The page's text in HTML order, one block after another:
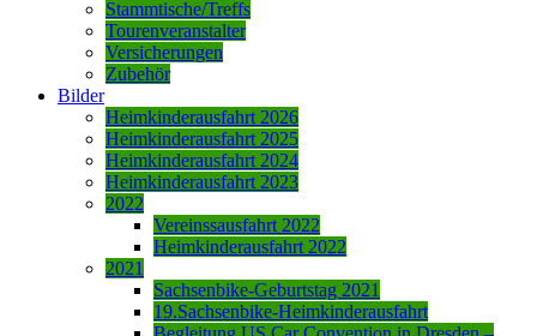
Stammtische/Treffs
Tourenveranstalter
Versicherungen
Zubehör
Bilder
Heimkinderausfahrt 2026
Heimkinderausfahrt 2025
Heimkinderausfahrt 2024
Heimkinderausfahrt 2023
2022
Vereinssausfahrt 2022
Heimkinderausfahrt 2022
2021
Sachsenbike-Geburtstag 2021
19.Sachsenbike-Heimkinderausfahrt